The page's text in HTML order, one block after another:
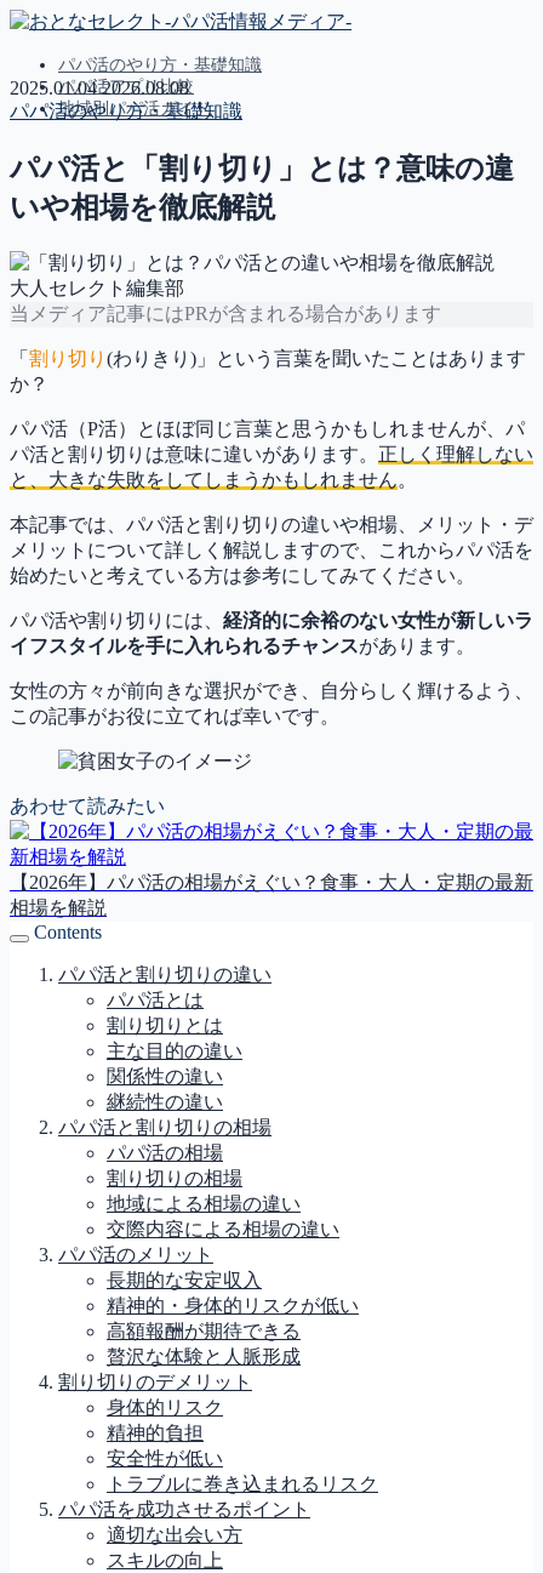
パパ活のやり方・基礎知識
パパ活アプリ比較
地域別パパ活ガイド
MENU
パパ活のやり方・基礎知識
パパ活アプリ比較
地域別パパ活ガイド
2025.01.042026.08.08
パパ活のやり方・基礎知識
パパ活と「割り切り」とは？意味の違
いや相場を徹底解説
大人セレクト編集部
当メディア記事にはPRが含まれる場合があります
「 割り切り (わりきり)」という言葉を聞いたことはあります
か？
パパ活（P活）とほぼ同じ言葉と思うかもしれませんが、パ
パ活と割り切りは意味に違いがあります。 正しく理解しない
と、大きな失敗をしてしまうかもしれません。
本記事では、パパ活と割り切りの違いや相場、メリット・デ
メリットについて詳しく解説しますので、これからパパ活を
始めたいと考えている方は参考にしてみてください。
パパ活や割り切りには、 経済的に余裕のない女性が新しいラ
イフスタイルを手に入れられるチャンスがあります。
女性の方々が前向きな選択ができ、自分らしく輝けるよう、
この記事がお役に立てれば幸いです。
あわせて読みたい
【2026年】パパ活の相場がえぐい？食事・大人・定期の最新
相場を解説
Contents
パパ活と割り切りの違い
パパ活とは
割り切りとは
主な目的の違い
関係性の違い
継続性の違い
パパ活と割り切りの相場
パパ活の相場
割り切りの相場
地域による相場の違い
交際内容による相場の違い
パパ活のメリット
長期的な安定収入
精神的・身体的リスクが低い
高額報酬が期待できる
贅沢な体験と人脈形成
割り切りのデメリット
身体的リスク
精神的負担
安全性が低い
トラブルに巻き込まれるリスク
パパ活を成功させるポイント
適切な出会い方
スキルの向上